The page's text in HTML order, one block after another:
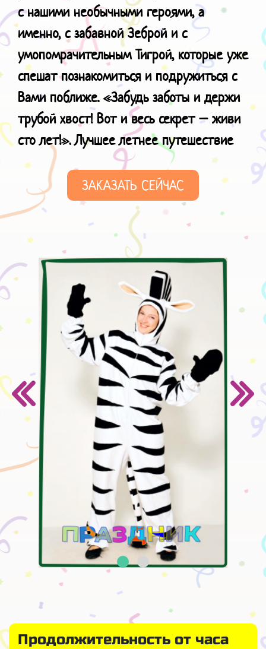
с нашими необычными героями, а
именно, с забавной Зеброй и с
умопомрачительным Тигрой, которые уже
спешат познакомиться и подружиться с
Вами поближе. «Забудь заботы и держи
трубой хвост! Вот и весь секрет – живи
сто лет!». Лучшеелетнее путешествие
ЗАКАЗАТЬ СЕЙЧАС
Продолжительность от часа